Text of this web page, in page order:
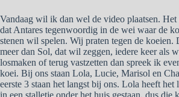
Vandaag wil ik dan wel de video plaatsen.
dat Antares tegenwoordig in de wei waar de
stenen wil spelen. Wij praten tegen de koeien.
meer dan Sol, dat wil zeggen, iedere keer als
losmaken of terug vastzetten dan spreek ik
koei. Bij ons staan Lola, Lucie, Marisol en
eerste 3 staan het langst bij ons. Lola heeft het